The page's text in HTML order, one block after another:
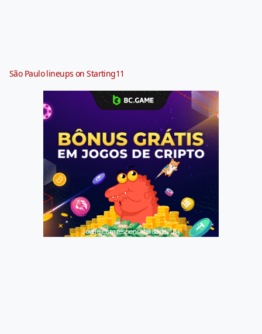
São Paulo lineups on Starting11
Jogue com responsabilidade. 18+